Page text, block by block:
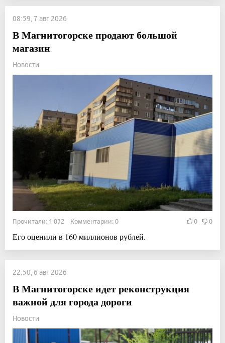
08:59, 7 авг 2026
В Магнитогорске продают большой
магазин
Новости
Прочитали: 1 032 Комментарии: 0 0 0
Его оценили в 160 миллионов рублей.
22:50, 6 авг 2026
В Магнитогорске идет реконструкция
важной для города дороги
Новости